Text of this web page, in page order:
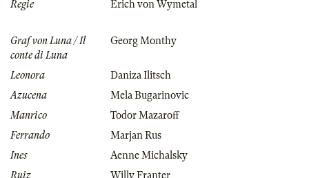
Regie
Erich von Wymetal
Graf von Luna / Il
conte di Luna
Georg Monthy
Leonora
Daniza Ilitsch
Azucena
Mela Bugarinovic
Manrico
Todor Mazaroff
Ferrando
Marjan Rus
Ines
Aenne Michalsky
Ruiz
Willy Franter